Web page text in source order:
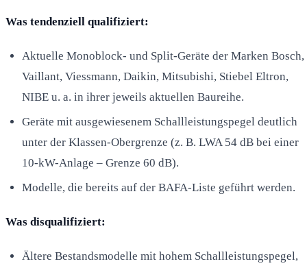
Was tendenziell qualifiziert:
Aktuelle Monoblock- und Split-Geräte der Marken Bosch,
Vaillant, Viessmann, Daikin, Mitsubishi, Stiebel Eltron,
NIBE u. a. in ihrer jeweils aktuellen Baureihe.
Geräte mit ausgewiesenem Schallleistungspegel deutlich
unter der Klassen-Obergrenze (z. B. LWA 54 dB bei einer
10-kW-Anlage – Grenze 60 dB).
Modelle, die bereits auf der BAFA-Liste geführt werden.
Was disqualifiziert:
Ältere Bestandsmodelle mit hohem Schallleistungspegel,